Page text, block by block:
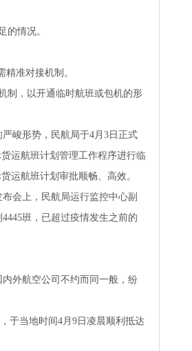
的情况。
精准对接机制。
制，以开通临时航班或包机的形
峻形势，民航局于4月3日正式
运航班计划管理工作程序进行临
运航班计划审批顺畅、高效。
会上，民航局运行监控中心副
班，已超过疫情发生之前的
外航空公司不约而同一般，纷
于当地时间4月9日凌晨顺利抵达